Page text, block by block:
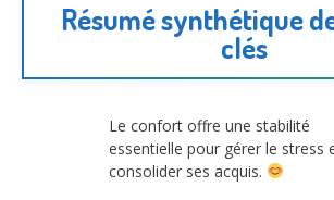
Résumé synthétique
clés
Le confort offre une stabilité
essentielle pour gérer le stress
consolider ses acquis.